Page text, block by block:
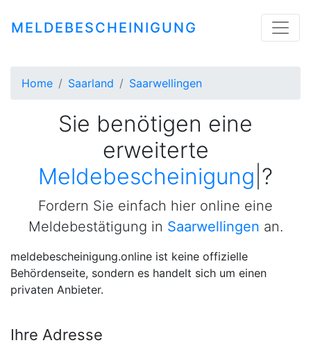
MELDEBESCHEINIGUNG
Home Saarland Saarwellingen
Sie benötigen eine
erweiterte
Meldebescheini|?
Fordern Sie einfach hier online eine
Meldebestätigung in Saarwellingen an.
meldebescheinigung.online ist keine offizielle
Behördenseite, sondern es handelt sich um einen
privaten Anbieter.
Ihre Adresse